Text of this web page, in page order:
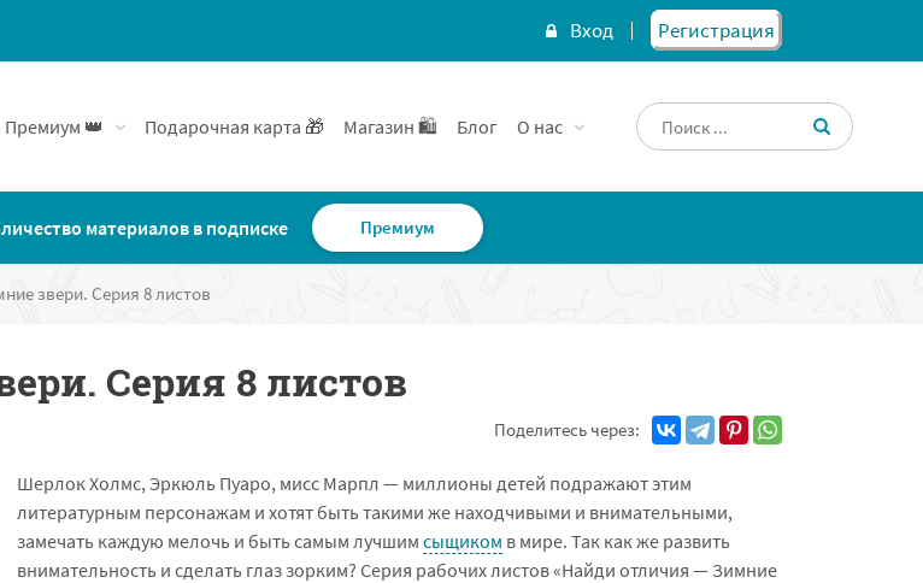
Вход Регистрация
Премиум 👑 Подарочная карта 🎁 Магазин 🛍️ Блог О нас
материалов в подписке Премиум
звери. Серия 8 листов
Серия 8 листов
Поделитесь через:
Шерлок Холмс, Эркюль Пуаро, мисс Марпл — миллионы детей подражают этим
литературным персонажам и хотят быть такими же находчивыми и внимательными,
замечать каждую мелочь и быть самым лучшим сыщиком в мире. Так как же развить
внимательность и сделать глаз зорким? Серия рабочих листов «Найди отличия — Зимние